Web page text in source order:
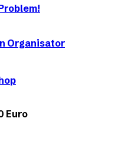
Organisator
Euro